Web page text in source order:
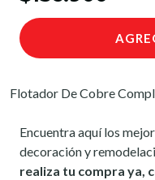
Flotador De Cobre
Encuentra aquí los
decoración y
realiza tu compra ya,